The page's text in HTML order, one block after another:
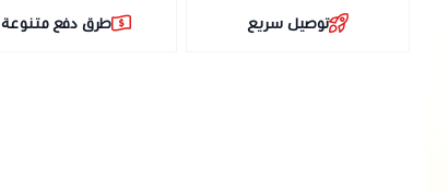
توصيل سريع طرق دفع متنوعة